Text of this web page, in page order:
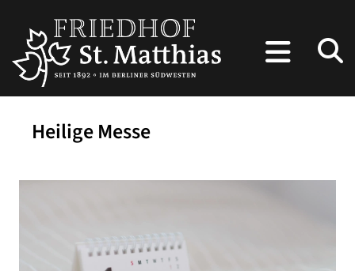
Heilige Messe